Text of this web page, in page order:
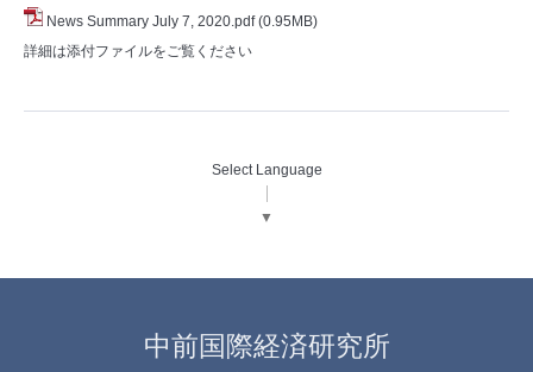
News Summary July 7, 2020.pdf (0.95MB)
詳細は添付ファイルをご覧ください
Select Language
▼
中前国際経済研究所